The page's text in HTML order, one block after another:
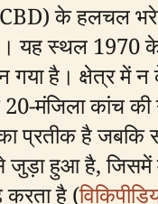
के हलचल
यह स्थल 1970
गया है। क्षेत्र
मंजिला कांच
प्रतीक है
हुआ है, जिसमें
करता है (